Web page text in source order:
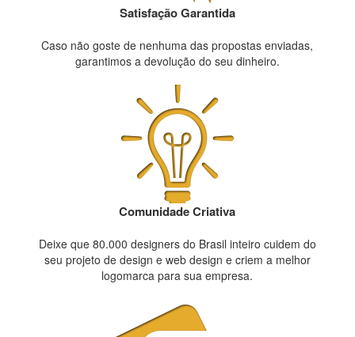
Satisfação Garantida
Caso não goste de nenhuma das propostas enviadas,
garantimos a devolução do seu dinheiro.
Comunidade Criativa
Deixe que 80.000 designers do Brasil inteiro cuidem do
seu projeto de design e web design e criem a melhor
logomarca para sua empresa.